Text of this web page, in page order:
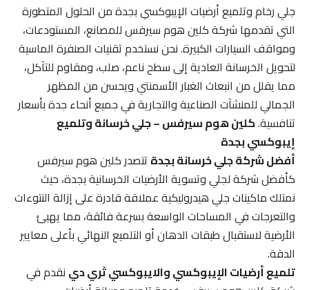
جلي رخام وتلميع أرضيات الإيبوكسي بجدة من الحلول المتطورة
التي تقدمها شركة كلين هوم سيرفس للمصانع، المستودعات،
ومواقف السيارات الكبيرة. نحن نستخدم تقنيات الصنفرة الماسية
لتحويل الخرسانة العادية إلى سطح ناعم، صلب، ومقاوم للتآكل،
مما يقلل من انبعاث الغبار الأسمنتي ويحسن من المظهر
الجمالي للمنشآت الصناعية والتجارية في جميع أنحاء جدة بأسعار
تنافسية.كلين هوم سيرفس – جلي خرسانة وتلميع
إيبوكسي بجدة
أفضل شركة جلي خرسانة بجدةتتصدر كلين هوم سيرفس
كأفضل شركة لجلي وتسوية الأرضيات الخرسانية بجدة، حيث
نمتلك ماكينات جلي هيدروليكية عملاقة قادرة على إزالة النتوءات
والتعرجات في المساحات الواسعة بسرعة فائقة، مما يهيئ
الأرضية لاستقبال طبقات الدهان أو التلميع النهائي بأعلى معايير
الدقة.
تلميع أرضيات الإيبوكسي والايبوكسي ثري دينقدم في